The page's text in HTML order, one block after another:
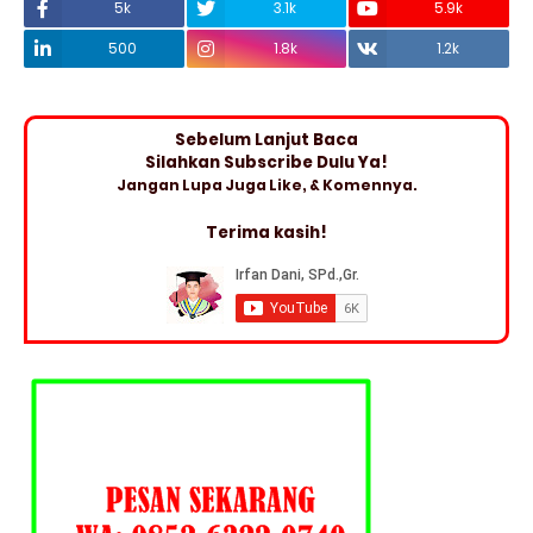
5k 3.1k
5.9k
500
1.8k 1.2k
Sebelum Lanjut Baca
Silahkan Subscribe Dulu Ya!
Jangan Lupa Juga Like, & Komennya.
Terima kasih!